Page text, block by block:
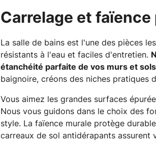
Carrelage et
La salle de bains est l'une des pièces
résistants à l'eau et faciles d'entretien.
étanchéité parfaite de vos murs et sols
baignoire, créons des niches pratiques
Vous aimez les grandes surfaces
Nous vous guidons dans le choix des
style. La faïence murale protège
carreaux de sol antidérapants assurent